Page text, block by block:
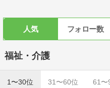
人気 フォロー数
福祉・介護
1〜30位 31〜60位 61〜